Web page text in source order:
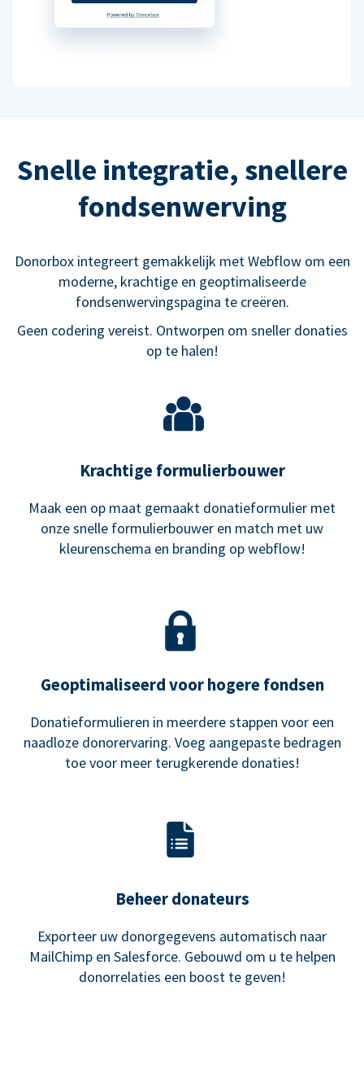
Snelle integratie, snellere
fondsenwerving
Donorbox integreert gemakkelijk met Webflow om een
moderne, krachtige en geoptimaliseerde
fondsenwervingspagina te creëren.
Geen codering vereist. Ontworpen om sneller donaties
op te halen!
Krachtige formulierbouwer
Maak een op maat gemaakt donatieformulier met
onze snelle formulierbouwer en match met uw
kleurenschema en branding op webflow!
Geoptimaliseerd voor hogere fondsen
Donatieformulieren in meerdere stappen voor een
naadloze donorervaring. Voeg aangepaste bedragen
toe voor meer terugkerende donaties!
Beheer donateurs
Exporteer uw donorgegevens automatisch naar
MailChimp en Salesforce. Gebouwd om u te helpen
donorrelaties een boost te geven!